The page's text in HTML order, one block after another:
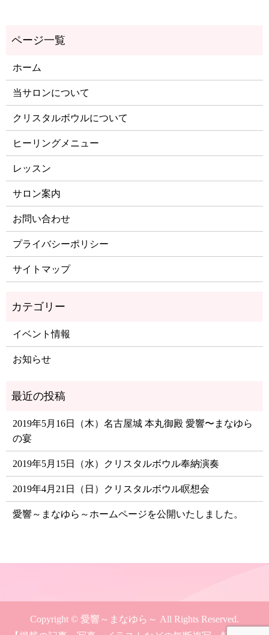
ホーム
当サロンについて
クリスタルボウルについて
ヒーリングメニュー
レッスン
サロン案内
お問い合わせ
プライバシーポリシー
サイトマップ
イベント情報
お知らせ
2019年5月16日（木）名古屋城 本丸御殿 愛響〜まなゆら
の宴
2019年5月15日（水）クリスタルボウル奉納演奏
2019年4月21日（日）クリスタルボウル瞑想会
愛響～まなゆら～ホームページを公開いたしました。
Copyright © 愛響～まなゆら～ All Rights Reserved.